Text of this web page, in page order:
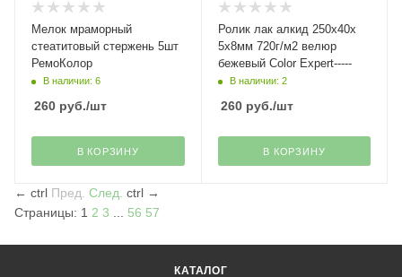
Мелок мраморный
стеатитовый стержень 5шт
РемоКолор
В наличии: 6
260 руб./шт
В КОРЗИНУ
Ролик лак алкид 250х40х
5х8мм 720г/м2 велюр
бежевый Color Expert-----
В наличии: 2
260руб./шт
В КОРЗИНУ
← ctrl Пред. След. ctrl →
Страницы: 1 2 3 56 57
КАТАЛОГ